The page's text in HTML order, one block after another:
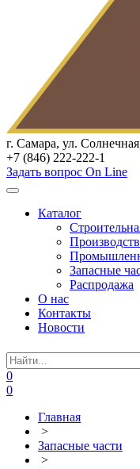
г. Самара, ул.
+7 (846) 222-222-1
Задать вопрос On Line
Каталог
Запасные
Распродажа
О нас
Контакты
Новости
0
0
Главная
>
Запасные части
>